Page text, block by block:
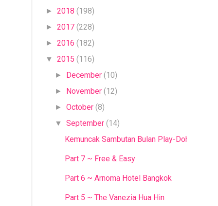
► 2018 (198)
► 2017 (228)
► 2016 (182)
▼ 2015 (116)
► December (10)
► November (12)
►October (8)
▼ September (14)
Kemuncak Sambutan Bulan Play-Doh®
Part 7 ~ Free & Easy
Part 6 ~ Arnoma Hotel Bangkok
Part 5 ~ The Vanezia Hua Hin